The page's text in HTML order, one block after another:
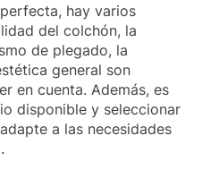
hay varios
del colchón, la
de plegado, la
general son
en cuenta. Además, es
disponible y seleccionar
a las necesidades